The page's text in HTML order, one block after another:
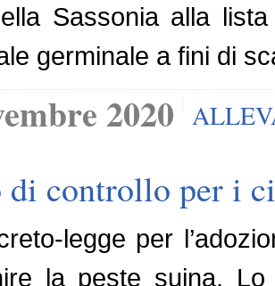
Sassonia alla
germinale a fini di
2020
di controllo per i
legge per
la peste suina.